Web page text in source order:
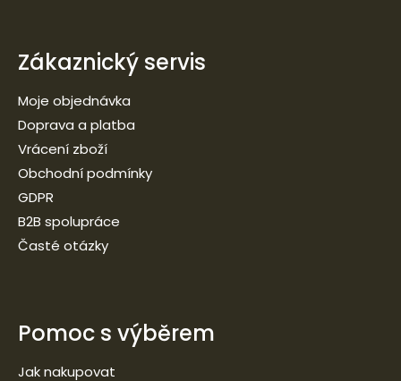
Zákaznický servis
Moje objednávka
Doprava a platba
Vrácení zboží
Obchodní podmínky
GDPR
B2B spolupráce
Časté otázky
Pomoc s výběrem
Jak nakupovat